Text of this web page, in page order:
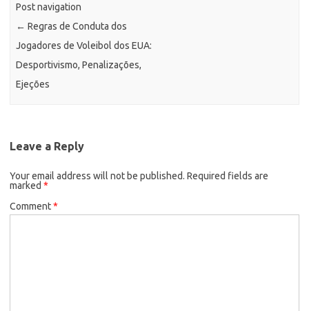
Post navigation
← Regras de Conduta dos
Jogadores de Voleibol dos EUA:
Desportivismo, Penalizações,
Ejeções
Leave a Reply
Your email address will not be published. Required fields are
marked *
Comment*